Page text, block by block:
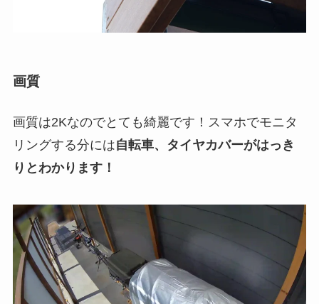
画質
画質は2Kなのでとても綺麗です！スマホでモニタ
リングする分には自転車、タイヤカバーがはっき
りとわかります！